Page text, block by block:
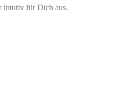
intutiv für Dich aus.